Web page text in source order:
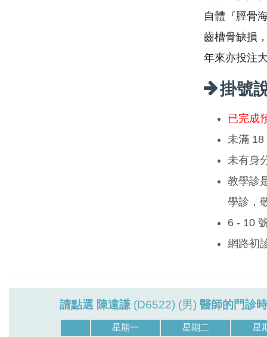
自體『脛骨
齒槽骨缺損
年來亦投注
掛號
已完成
未滿 18
未有身
教學診
學診，
6 - 10
網路初